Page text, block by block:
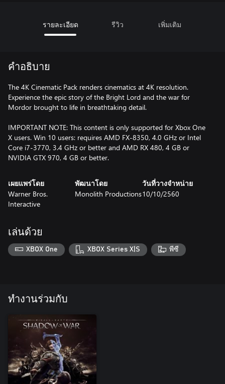
รายละเอียด รีวิว เพิ่มเติม
คำอธิบาย
The 4K Cinematic Pack renders cinematics at 4K resolution.
Experience the epic story of the Bright Lord and the war for
Mordor brought to life in breathtaking detail.
IMPORTANT NOTE: This content is only supported for Xbox One
X users. Win 10 users: requires AMD FX-8350, 4.0 GHz or Intel
Core i7-3770, 3.4 GHz or better and AMD RX 480, 4 GB or
NVIDIA GTX 970, 4 GB or better.
เผยแพร่โดย
Warner Bros.
Interactive
พัฒนาโดย
Monolith Productions
วันที่วางจำหน่าย
10/10/2560
เล่นด้วย
XBOX One XBOX Series X|S พีซี
ทำงานร่วมกับ